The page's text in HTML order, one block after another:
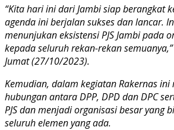
“Kita hari ini dari Jambi siap berangkat
agenda ini berjalan sukses dan lancar.
menunjukan eksistensi PJS Jambi pada
kepada seluruh rekan-rekan
Jumat (27/10/2023).
Kemudian, dalam kegiatan Rakernas
hubungan antara DPP, DPD dan DPC
PJS dan menjadi organisasi besar yang
seluruh elemen yang ada.